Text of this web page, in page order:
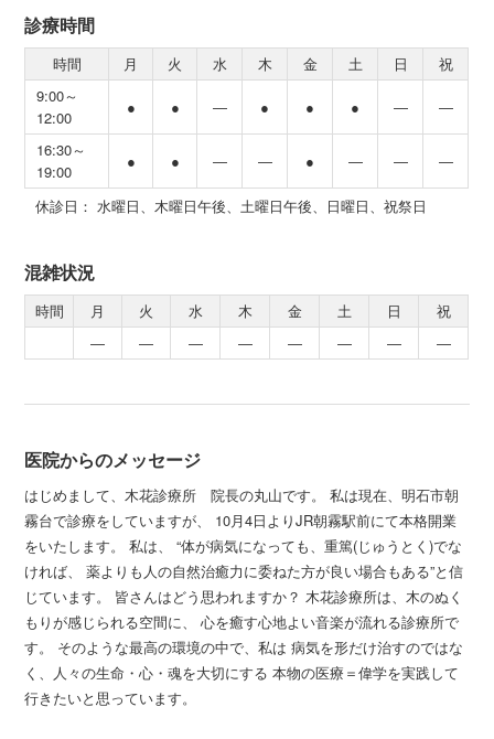
診療時間
時間 月 火 水 木 金 土 日
祝
9:00～
12:00
● ● ― ● ● ● ― ―
16:30～
19:00
● ● ― ― ● ― ― ―
休診日： 水曜日、木曜日午後、土曜日午後、日曜日、祝祭日
混雑状況
時間 月 火 水 木 金 土 日
祝
―
― ― ― ― ― ― ―
医院からのメッセージ
はじめまして、木花診療所 院長の丸山です。 私は現在、明石市朝
霧台で診療をしていますが、 10月4日よりJR朝霧駅前にて本格開業
をいたします。 私は、 “体が病気になっても、重篤(じゅうとく)でな
ければ、 薬よりも人の自然治癒力に委ねた方が良い場合もある”と信
じています。 皆さんはどう思われますか？ 木花診療所は、木のぬく
もりが感じられる空間に、 心を癒す心地よい音楽が流れる診療所で
す。 そのような最高の環境の中で、私は 病気を形だけ治すのではな
く、人々の生命・心・魂を大切にする 本物の医療＝偉学を実践して
行きたいと思っています。